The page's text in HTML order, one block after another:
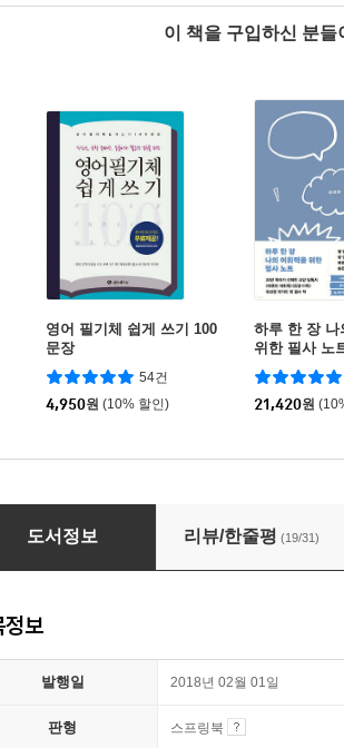
이 책을 구입하신 분
영어 필기체 쉽게 쓰기 100
문장
54건
4,950원 (10% 할인)
하루 한 장 나
위한 필사 노
21,420원
손글씨 잘 쓰면 소원이 없겠네 [핸디 워크
도서정보 리뷰/한줄평 (19/31)
정보
발행일 2018년 02월 01일
판형 스프링북